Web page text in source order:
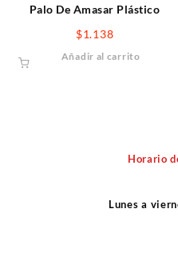
Palo De Amasar Plástico
$1.138
Añadir al carrito
Horario
Lunes a